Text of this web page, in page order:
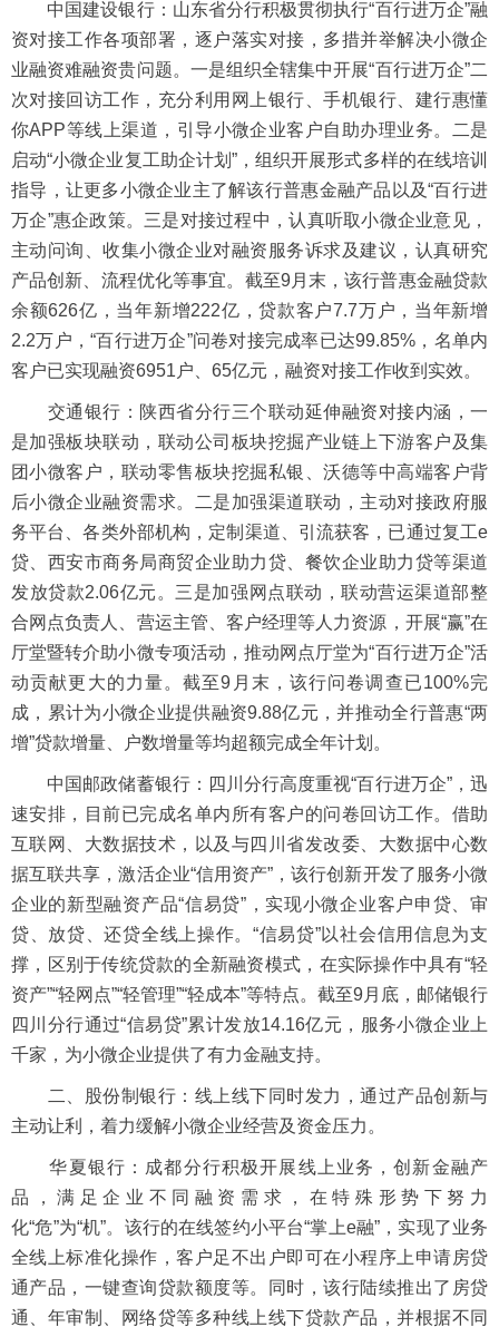
中国建设银行：山东省分行积极贯彻执行“百行进万企”融
资对接工作各项部署，逐户落实对接，多措并举解决小微企
业融资难融资贵问题。一是组织全辖集中开展“百行进万企”二
次对接回访工作，充分利用网上银行、手机银行、建行惠懂
你APP等线上渠道，引导小微企业客户自助办理业务。二是
启动“小微企业复工助企计划”，组织开展形式多样的在线培训
指导，让更多小微企业主了解该行普惠金融产品以及“百行进
万企”惠企政策。三是对接过程中，认真听取小微企业意见，
主动问询、收集小微企业对融资服务诉求及建议，认真研究
产品创新、流程优化等事宜。截至9月末，该行普惠金融贷款
余额626亿，当年新增222亿，贷款客户7.7万户，当年新增
2.2万户，“百行进万企”问卷对接完成率已达99.85%，名单内
客户已实现融资6951户、65亿元，融资对接工作收到实效。
交通银行：陕西省分行三个联动延伸融资对接内涵，一
是加强板块联动，联动公司板块挖掘产业链上下游客户及集
团小微客户，联动零售板块挖掘私银、沃德等中高端客户背
后小微企业融资需求。二是加强渠道联动，主动对接政府服
务平台、各类外部机构，定制渠道、引流获客，已通过复工e
贷、西安市商务局商贸企业助力贷、餐饮企业助力贷等渠道
发放贷款2.06亿元。三是加强网点联动，联动营运渠道部整
合网点负责人、营运主管、客户经理等人力资源，开展“赢”在
厅堂暨转介助小微专项活动，推动网点厅堂为“百行进万企”活
动贡献更大的力量。截至9月末，该行问卷调查已100%完
成，累计为小微企业提供融资9.88亿元，并推动全行普惠“两
增”贷款增量、户数增量等均超额完成全年计划。
中国邮政储蓄银行：四川分行高度重视“百行进万企”，迅
速安排，目前已完成名单内所有客户的问卷回访工作。借助
互联网、大数据技术，以及与四川省发改委、大数据中心数
据互联共享，激活企业“信用资产”，该行创新开发了服务小微
企业的新型融资产品“信易贷”，实现小微企业客户申贷、审
贷、放贷、还贷全线上操作。“信易贷”以社会信用信息为支
撑，区别于传统贷款的全新融资模式，在实际操作中具有“轻
资产”“轻网点”“轻管理”“轻成本”等特点。截至9月底，邮储银行
四川分行通过“信易贷”累计发放14.16亿元，服务小微企业上
千家，为小微企业提供了有力金融支持。
二、股份制银行：线上线下同时发力，通过产品创新与
主动让利，着力缓解小微企业经营及资金压力。
华夏银行：成都分行积极开展线上业务，创新金融产
品，满足企业不同融资需求，在特殊形势下努力
化“危”为“机”。该行的在线签约小平台“掌上e融”，实现了业务
全线上标准化操作，客户足不出户即可在小程序上申请房贷
通产品，一键查询贷款额度等。同时，该行陆续推出了房贷
通、年审制、网络贷等多种线上线下贷款产品，并根据不同